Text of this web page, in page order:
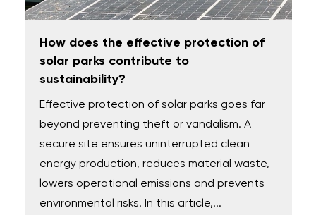
How does the effective protection of
solar parks contribute to
sustainability?
Effective protection of solar parks goes far
beyond preventing theft or vandalism. A
secure site ensures uninterrupted clean
energy production, reduces material waste,
lowers operational emissions and prevents
environmental risks. In this article,...